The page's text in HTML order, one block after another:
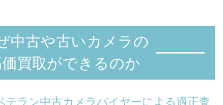
中古や古いカメラの
価買取ができるのか
テラン中古カメラバイヤーによる適正査